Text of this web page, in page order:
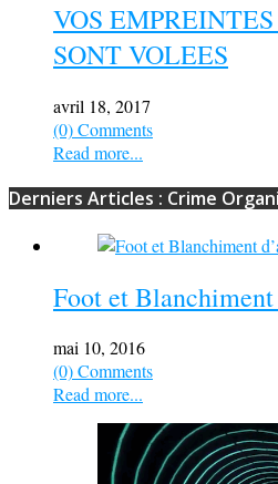
VOS
SONT VOLEES
avril 18, 2017
(0) Comments
Read more...
Derniers Articles : Crime
Foot et Blanchiment
mai 10, 2016
(0) Comments
Read more...